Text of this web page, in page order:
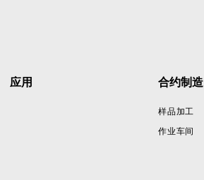
应用 合约制造
样品加工
作业车间